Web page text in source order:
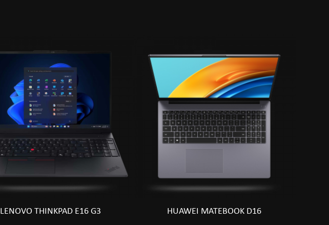
LENOVO THINKPAD E16 G3 HUAWEI MATEBOOK D16